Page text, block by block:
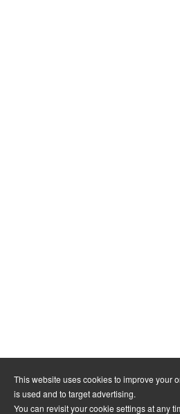
This website uses cookies to improve your
is used and to target advertising.
You can revisit your cookie settings at any